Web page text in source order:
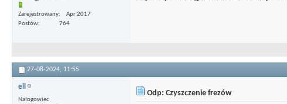
Zarejestrowany
Apr 2017
Postów
764
27-08-2024, 11:55
ell
Nałogowiec
Odp: Czyszczenie frezów